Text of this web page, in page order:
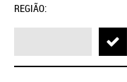
REGIÃO: